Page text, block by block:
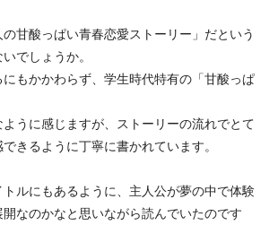
甘酸っぱい青春恋愛ストーリー」だという
でしょうか。
もかかわらず、学生時代特有の「甘酸っぱ
うに感じますが、ストーリーの流れでとて
きるように丁寧に書かれています。
ルにもあるように、主人公が夢の中で体験
なのかなと思いながら読んでいたのです